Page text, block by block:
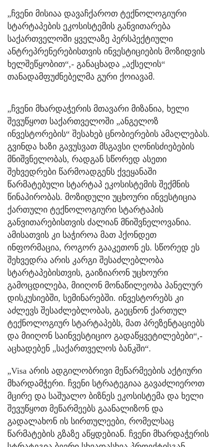
„ჩვენი მისიაა დავაჩქაროთ ტექნოლოგიური
სტარტაპების ეკოსისტემის განვითარება
საქართველოში ყველაზე პერსპექტიული
ანტრეპრენერებისთვის ინვესტიციების მოზიდვის
ხელშეწყობით“,- განაცხადა „აქსელის“
თანადამფუძნებელმა გური ქოიავამ.
„ჩვენი მხარდაჭერის მთავარი მიზანია, ხელი
შევუწყოთ საქართველოში „ანგელოზ
ინვესტორების“ შესახებ ცნობიერების ამაღლებას.
გვინდა ხაზი გავუსვათ მსგავსი ღონისძიებების
მნიშვნელობას, რადგან სწორედ ასეთი
შეხვედრები წარმოადგენს ქვეყანაში
წარმატებული სტარტაპ ეკოსისტემის შექმნის
წინაპირობას. მოზიდული უცხოური ინვესტიცია
ქართული ტექნოლოგიური სტარტაპის
განვითარებისთვის ძალიან მნიშვნელოვანია.
ამისათვის კი საჭიროა მათ ჰქონდეთ
ინფორმაცია, როგორ გააკეთონ ეს. სწორედ ეს
შეხვედრა არის კარგი შესაძლებლობა
სტარტაპებისთვის, გაიზიარონ უცხოური
გამოცდილება, მიიღონ მონაწილეობა პანელურ
დისკუსიებში, სემინარებში. ინვესტორებს კი
აძლევს შესაძლებლობას, გაეცნონ ქართულ
ტექნოლოგიურ სტარტაპებს, მათ პრეზენტაციებს
და მიიღონ საინვესტიციო გადაწყვეტილებები“,-
აცხადებენ „საქართველოს ბანკში“.
„Visa არის ადგილობრივი მეწარმეების აქტიური
მხარდამჭერი. ჩვენი სტრატეგიაა გავაძლიეროთ
მცირე და საშუალო ბიზნეს ეკოსისტემა და ხელი
შევუწყოთ მეწარმეებს გაანალიზონ და
გადალახონ ის სირთულეები, რომელსაც
წარმატების გზაზე აწყდებიან. ჩვენი მხარდაჭერის